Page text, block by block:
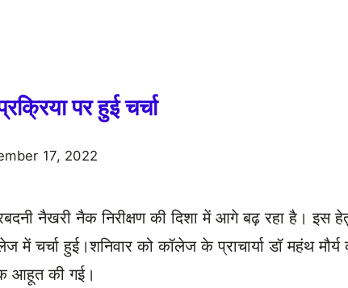
पर हुई चर्चा
17, 2022
नैखरी नैक निरीक्षण की दिशा में आगे बढ़ रहा है। इस
में चर्चा हुई।शनिवार को कॉलेज के प्राचार्या डॉ महंथ मौर्य
आहूत की गई।